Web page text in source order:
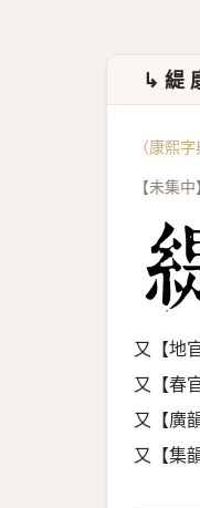
↳ 緹
（康熙
【未集
又【地
又【春
又【廣
又【集